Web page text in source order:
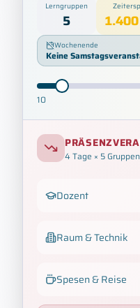
Lerngruppen
5 1.400
Wochenende
Keine
10
4Tage × 5 Gruppen
Dozent
Raum & Technik
Spesen & Reise